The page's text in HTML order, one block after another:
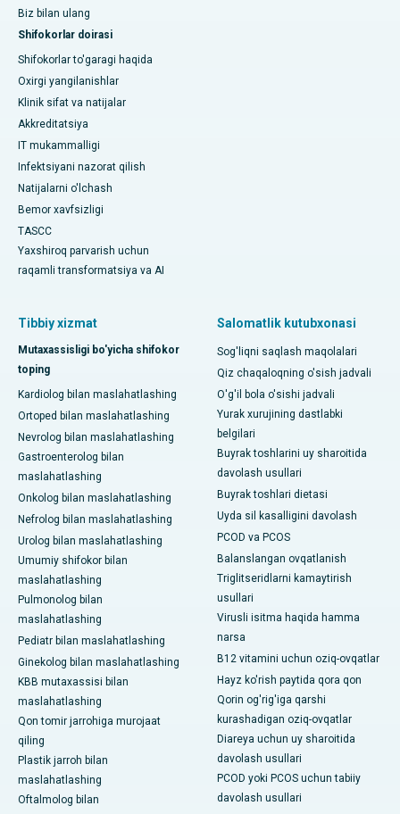
Biz bilan ulang
Shifokorlar doirasi
Shifokorlar to'garagi haqida
Oxirgi yangilanishlar
Klinik sifat va natijalar
Akkreditatsiya
IT mukammalligi
Infektsiyani nazorat qilish
Natijalarni o'lchash
Bemor xavfsizligi
TASCC
Yaxshiroq parvarish uchun
raqamli transformatsiya va AI
Tibbiy xizmat
Mutaxassisligi bo'yicha shifokor
toping
Kardiolog bilan maslahatlashing
Ortoped bilan maslahatlashing
Nevrolog bilan maslahatlashing
Gastroenterolog bilan
maslahatlashing
Onkolog bilan maslahatlashing
Nefrolog bilan maslahatlashing
Urolog bilan maslahatlashing
Umumiy shifokor bilan
maslahatlashing
Pulmonolog bilan
maslahatlashing
Pediatr bilan maslahatlashing
Ginekolog bilan maslahatlashing
KBB mutaxassisi bilan
maslahatlashing
Qon tomir jarrohiga murojaat
qiling
Plastik jarroh bilan
maslahatlashing
Oftalmolog bilan
Salomatlik kutubxonasi
Sog'liqni saqlash maqolalari
Qiz chaqaloqning o'sish jadvali
O'g'il bola o'sishi jadvali
Yurak xurujining dastlabki
belgilari
Buyrak toshlarini uy sharoitida
davolash usullari
Buyrak toshlari dietasi
Uyda sil kasalligini davolash
PCOD va PCOS
Balanslangan ovqatlanish
Triglitseridlarni kamaytirish
usullari
Virusli isitma haqida hamma
narsa
B12 vitamini uchun oziq-ovqatlar
Hayz ko'rish paytida qora qon
Qorin og'rig'iga qarshi
kurashadigan oziq-ovqatlar
Diareya uchun uy sharoitida
davolash usullari
PCOD yoki PCOS uchun tabiiy
davolash usullari